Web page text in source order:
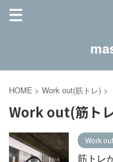
HOME > Work out(筋トレ) >
Work out(筋ト
Work
筋トレ